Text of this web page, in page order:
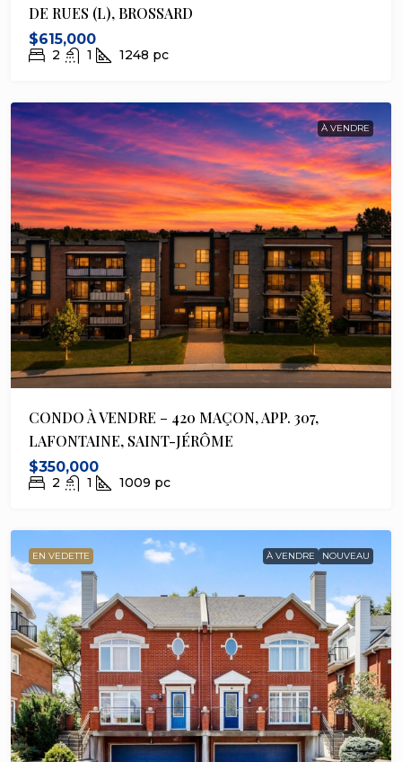
DE RUES (L), BROSSARD
$615,000
2 1 1248 pc
À VENDRE
CONDO À VENDRE – 420 MAÇON, APP. 307,
LAFONTAINE, SAINT-JÉRÔME
$350,000
2 1 1009 pc
EN VEDETTE À VENDRE NOUVEAU